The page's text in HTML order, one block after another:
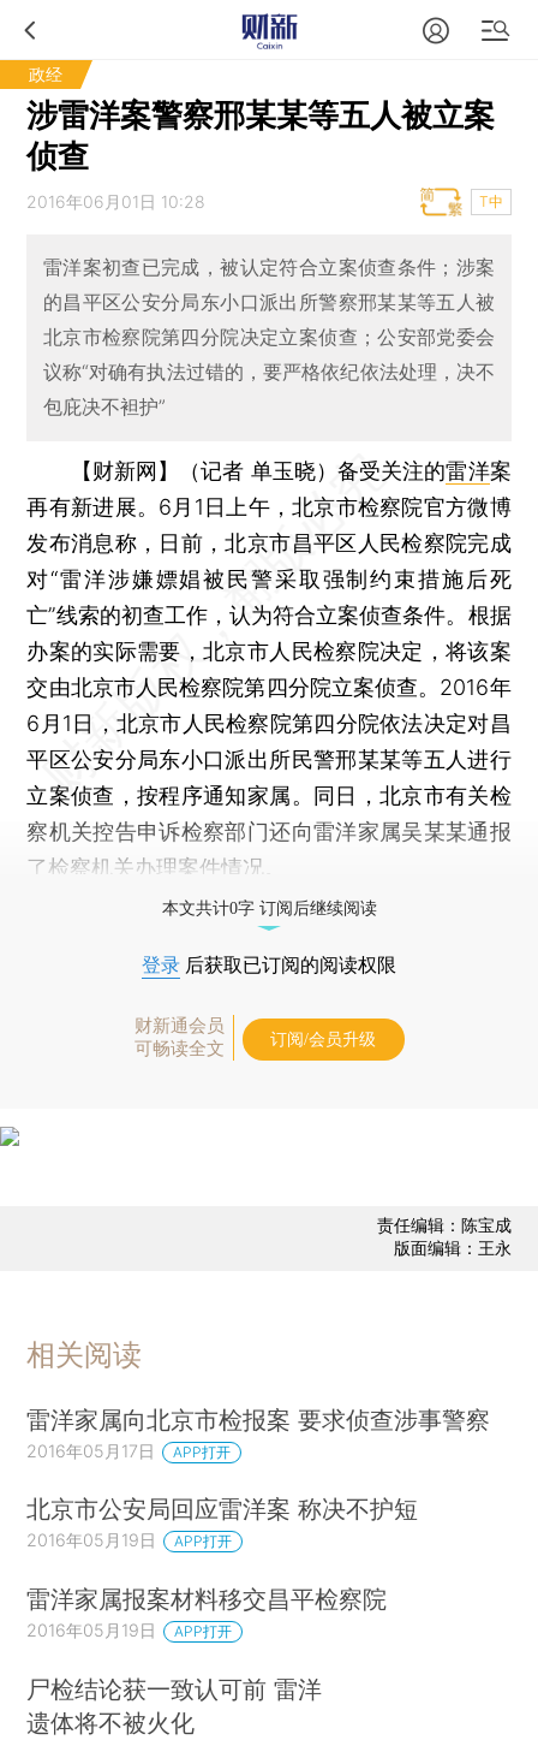
政经
涉雷洋案警察邢某某等五人被立案
侦查
2016年06月01日 10:28 T中
雷洋案初查已完成，被认定符合立案侦查条件；涉案
的昌平区公安分局东小口派出所警察邢某某等五人被
北京市检察院第四分院决定立案侦查；公安部党委会
议称“对确有执法过错的，要严格依纪依法处理，决不
包庇决不袒护”
【财新网】（记者 单玉晓） 备受关注的雷洋案
再有新进展。6月1日上午，北京市检察院官方微博
发布消息称，日前，北京市昌平区人民检察院完成
对“雷洋涉嫌嫖娼被民警采取强制约束措施后死
亡”线索的初查工作，认为符合立案侦查条件。根据
办案的实际需要，北京市人民检察院决定，将该案
交由北京市人民检察院第四分院立案侦查。2016年
6月1日，北京市人民检察院第四分院依法决定对昌
平区公安分局东小口派出所民警邢某某等五人进行
立案侦查，按程序通知家属。同日，北京市有关检
察机关控告申诉检察部门还向雷洋家属吴某某通报
了检察机关办理案件情况。
本文共计0字 订阅后继续阅读
登录 后获取已订阅的阅读权限
财新通会员
可畅读全文
订阅/会员升级
责任编辑：陈宝成
版面编辑：王永
相关阅读
雷洋家属向北京市检报案 要求侦查涉事警察
2016年05月17日 APP打开
北京市公安局回应雷洋案 称决不护短
2016年05月19日 APP打开
雷洋家属报案材料移交昌平检察院
2016年05月19日 APP打开
尸检结论获一致认可前 雷洋
遗体将不被火化